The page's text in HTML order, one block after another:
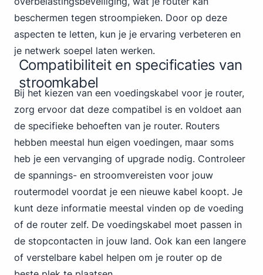
beschermen tegen stroompieken. Door op deze
aspecten te letten, kun je je ervaring verbeteren en
je netwerk soepel laten werken.
Compatibiliteit en specificaties van
stroomkabel
Bij het kiezen van een voedingskabel voor je router,
zorg ervoor dat deze compatibel is en voldoet aan
de specifieke behoeften van je router. Routers
hebben meestal hun eigen voedingen, maar soms
heb je een vervanging of upgrade nodig. Controleer
de spannings- en stroomvereisten voor jouw
routermodel voordat je een nieuwe kabel koopt. Je
kunt deze informatie meestal vinden op de voeding
of de router zelf. De voedingskabel moet passen in
de stopcontacten in jouw land. Ook kan een langere
of verstelbare kabel helpen om je router op de